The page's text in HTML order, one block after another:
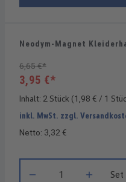
Neodym-Magnet
6,65 €*
3,95 €*
Inhalt: 2 Stück (1,98 € / 1
inkl. MwSt. zzgl.
Netto: 3,32 €
Set